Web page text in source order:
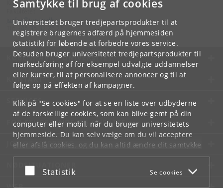
Samtykke til brug af cookies
Universitetet bruger tredjepartsprodukter til at
registrere brugernes adfærd på hjemmesiden
(statistik) for løbende at forbedre vores service.
Desuden bruger universitetet tredjepartsprodukter til
markedsføring af for eksempel udvalgte uddannelser
eller kurser, til at personalisere annoncer og til at
følge op på effekten af kampagner.
Klik på "Se cookies" for at se en liste over udbyderne
af de forskellige cookies, som kan blive gemt på din
computer eller mobil, når du bruger universitetets
hjemmeside. Du kan selv vælge om du vil acceptere
eller afslå cookies, og du kan altid ændre dit samtykke
underCookie- og privatlivspolitiksom du finder i
bunden af hver side.
Acceptér eller afslå
Statistik Se cookies
Kontakt:
jurfak @jur.ku.dk
KØBENHAVNS UNIVERSITET
KONTAKT
SERVICES
FOR STUDERENDE OG ANSATTE
JOB OG KARRIERE
NØDSITUATIONER